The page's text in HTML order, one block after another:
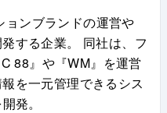
ンブランドの運営や
する企業。 同社は、フ
88』や『WM』を運営
を一元管理できるシス
発。